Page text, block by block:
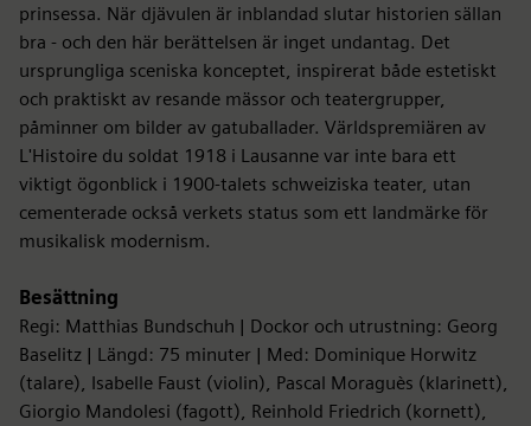
prinsessa. När djävulen är inblandad slutar historien sällan
bra - och den här berättelsen är inget undantag. Det
ursprungliga sceniska konceptet, inspirerat både estetiskt
och praktiskt av resande mässor och teatergrupper,
påminner om bilder av gatuballader. Världspremiären av
L'Histoire du soldat 1918 i Lausanne var inte bara ett
viktigt ögonblick i 1900-talets schweiziska teater, utan
cementerade också verkets status som ett landmärke för
musikalisk modernism.
Besättning
Regi: Matthias Bundschuh | Dockor och utrustning: Georg
Baselitz | Längd: 75 minuter | Med: Dominique Horwitz
(talare), Isabelle Faust (violin), Pascal Moraguès (klarinett),
Giorgio Mandolesi (fagott), Reinhold Friedrich (kornett),